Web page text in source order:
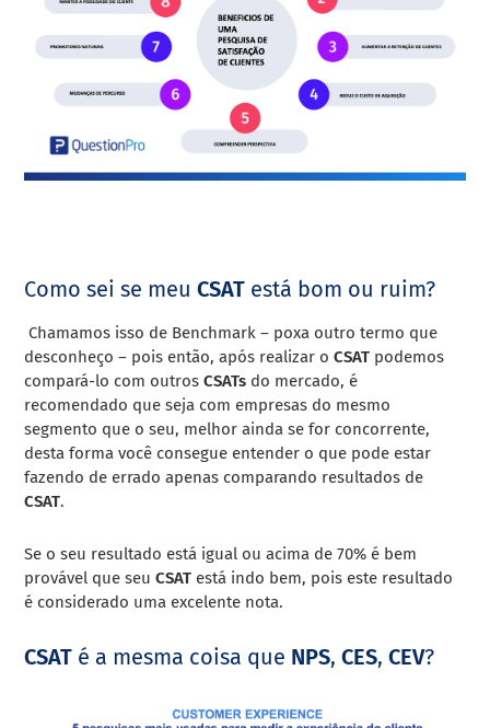
Como sei se meuCSAT está bom ou ruim?
Chamamos isso de Benchmark – poxa outro termo que
desconheço – pois então, após realizar oCSAT podemos
compará-lo com outrosCSATs do mercado, é
recomendado que seja com empresas do mesmo
segmento que o seu, melhor ainda se for concorrente,
desta forma você consegue entender o que pode estar
fazendo de errado apenas comparando resultados de
CSAT.
Se o seu resultado está igual ou acima de 70% é bem
provável que seuCSAT está indo bem, pois este resultado
é considerado uma excelente nota.
CSAT é a mesma coisa que NPS,CES,CEV?